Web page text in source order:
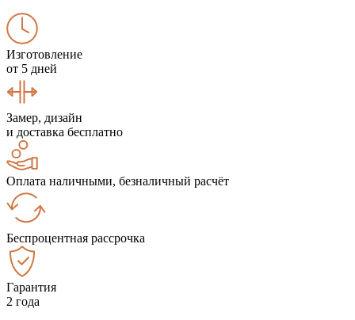
Изготовление
от 5 дней
Замер, дизайн
и доставка бесплатно
Оплата наличными, безналичный расчёт
Беспроцентная рассрочка
Гарантия
2 года